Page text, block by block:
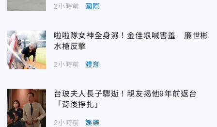
2小時前 國際
啦啦隊女神全身濕！金佳垠喊害羞 廉世彬
水槍反擊
2小時前 體育
台玻夫人長子驟逝！親友揭他9年前返台
「背後掙扎」
2小時前 娛樂